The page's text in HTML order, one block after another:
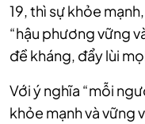
19, thì sự khỏe
“hậu phương vững
đề kháng, đẩy lùi
Với ý nghĩa “mỗi
khỏe mạnh và vững